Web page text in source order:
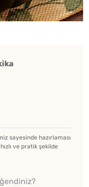
sayesinde hazırlaması
ve pratik şekilde